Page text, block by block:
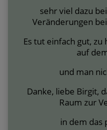
sehr viel dazu
Veränderungen
Es tut einfach gut, zu
auf
und man
Danke, liebe Birgit,
Raum zur
in dem das